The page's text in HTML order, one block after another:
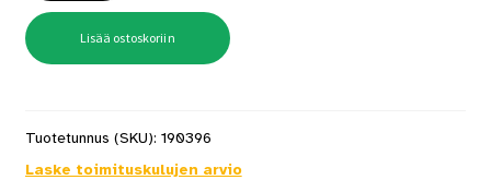
kpl/pkt
määrä
Lisää ostoskoriin
Tuotetunnus (SKU): 190396
Laske toimituskulujen arvio